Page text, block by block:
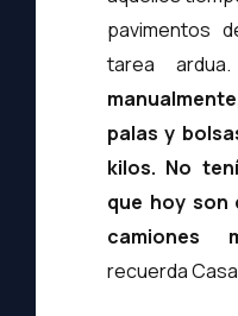
pavimentos
tarea
palas y
kilos. No
que hoy son
camiones
recuerda